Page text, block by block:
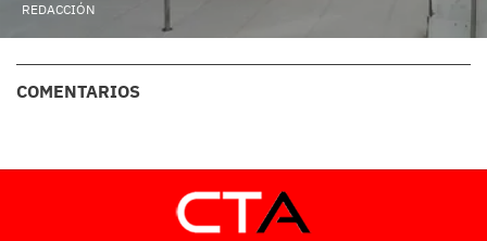
REDACCIÓN
COMENTARIOS